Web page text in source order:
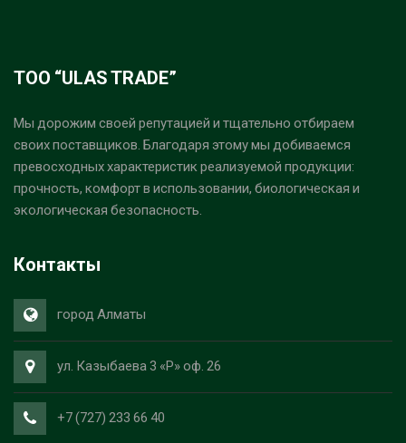
ТОО “ULAS TRADE”
Мы дорожим своей репутацией и тщательно отбираем
своих поставщиков. Благодаря этому мы добиваемся
превосходных характеристик реализуемой продукции:
прочность, комфорт в использовании, биологическая и
экологическая безопасность.
Контакты
город Алматы
ул. Казыбаева 3 «Р» оф. 26
+7 (727) 233 66 40